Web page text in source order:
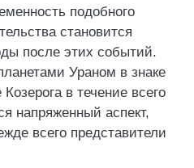
подобного
становится
после этих событий.
Ураном в знаке
в течение всего
напряженный аспект,
всего представители